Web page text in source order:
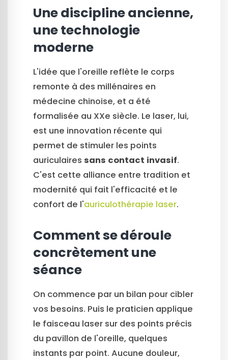
Une discipline ancienne,
une technologie
moderne
L'idée que l'oreille reflète le corps
remonte à des millénaires en
médecine chinoise, et a été
formalisée au XXe siècle. Le laser, lui,
est une innovation récente qui
permet de stimuler les points
auriculaires sans contact invasif.
C'est cette alliance entre tradition et
modernité qui fait l'efficacité et le
confort de l'auriculothérapie laser.
Comment se déroule
concrètement une
séance
On commence par un bilan pour cibler
vos besoins. Puis le praticien applique
le faisceau laser sur des points précis
du pavillon de l'oreille, quelques
instants par point. Aucune douleur,